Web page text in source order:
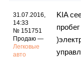
31.07.2016,
14:33
№ 151751
Продаю —
Легковые
авто
KIA